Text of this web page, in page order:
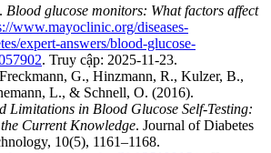
Blood glucose monitors: What factors affect
www.mayoclinic.org/diseases-
expert-answers/blood-glucose-
. Truy cập: 2025-11-23.
G., Hinzmann, R., Kulzer, B.,
L., & Schnell, O. (2016).
Limitations in Blood Glucose Self-Testing:
Current Knowledge. Journal of Diabetes
10(5), 1161–1168.